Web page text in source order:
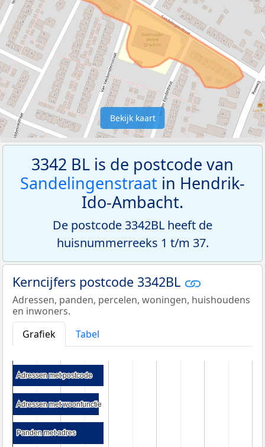
Bekijk kaart
3342 BL is de postcode van
Sandelingenstraat in Hendrik-
Ido-Ambacht.
De postcode 3342BL heeft de
huisnummerreeks 1 t/m 37.
Kerncijfers postcode 3342BL
Adressen, panden, percelen, woningen, huishoudens
en inwoners.
Grafiek
Tabel
Adressen met postcode
Adressen met postcode
Adressen met woonfunctie
Adressen met woonfunctie
Panden met adres
Panden met adres